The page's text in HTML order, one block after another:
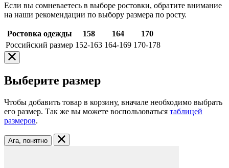
Если вы сомневаетесь в выборе ростовки, обратите внимание
на наши рекомендации по выбору размера по росту.
Ростовка одежды 158 164
170
Российский размер 152-163 164-169 170-178
Выберите размер
Чтобы добавить товар в корзину, вначале необходимо выбрать
его размер. Так же вы можете воспользоваться таблицей
размеров.
Ага, понятно